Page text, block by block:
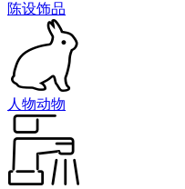
陈设饰品
人物动物